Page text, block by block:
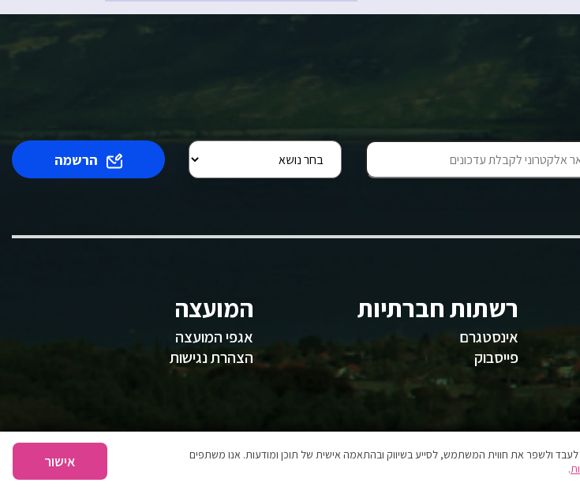
הרשמה
רשתות חברתיות
אינסטגרם
פייסבוק
המועצה
אגפי המועצה
הצהרת נגישות
ולשפר את חווית המשתמש, לסייע בשיווק ובהתאמה אישית של תוכן ומודעות. אנו משתפים
. אישור